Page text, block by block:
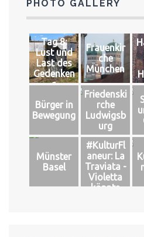
PHOTO GALLERY
Tag 8:
Lust und
Last des
Gedenken
s
Frauenkir
che
München
Bürger in
Bewegung
Friedenski
rche
Ludwigsb
urg
Münster
Basel
#KulturFl
aneur: La
Traviata -
Violetta
könnte